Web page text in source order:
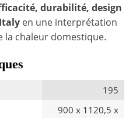
durabilité, design
en une interprétation
la chaleur domestique.
195
900 x 1120,5 x